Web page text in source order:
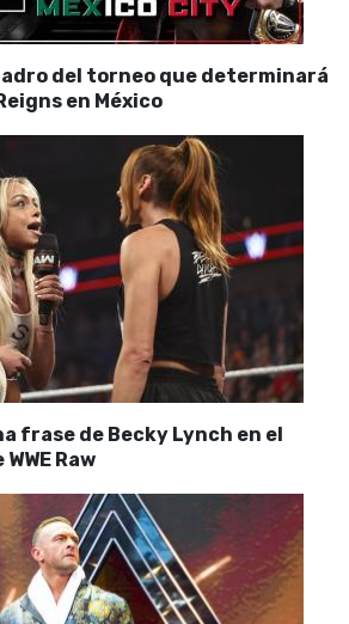
del torneo que determinará
en México
frase de Becky Lynch en el
Raw